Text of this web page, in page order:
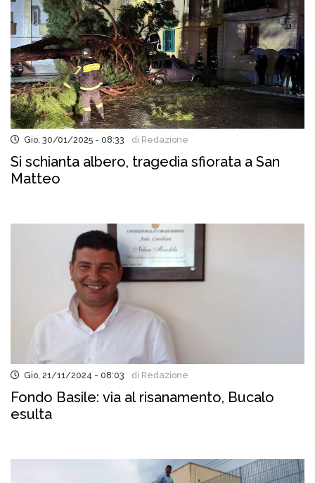
Gio, 30/01/2025 - 08:33 di Redazione
Si schianta albero, tragedia sfiorata a San
Matteo
Gio, 21/11/2024 - 08:03 di Redazione
Fondo Basile: via al risanamento, Bucalo
esulta